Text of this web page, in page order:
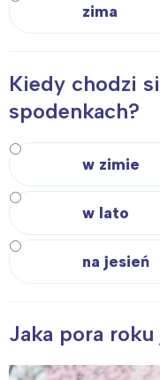
zima
Kiedy chodzi
spodenkach?
w zimie
w lato
na jesień
Jaka pora